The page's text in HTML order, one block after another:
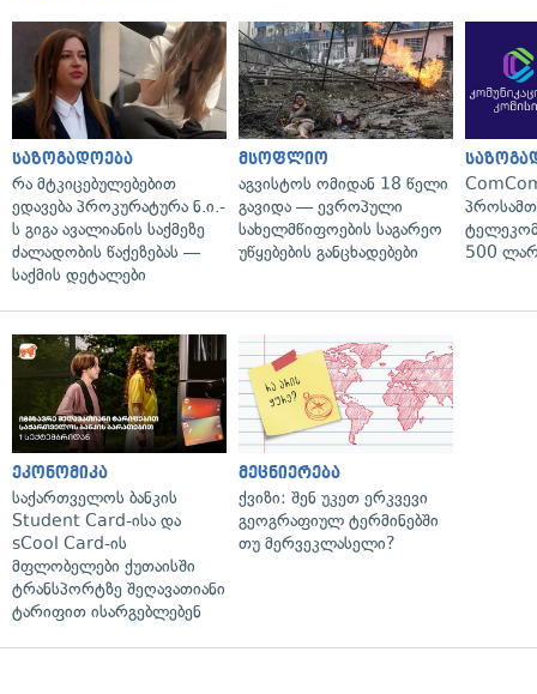
საზოგადოება
რა მტკიცებულებებით
ედავება პროკურატურა ნ.ი.-
ს გიგა ავალიანის საქმეზე
ძალადობის წაქეზებას —
საქმის დეტალები
მსოფლიო
აგვისტოს ომიდან 18 წელი
გავიდა — ევროპული
სახელმწიფოების საგარეო
უწყებების განცხადებები
500
ეკონომიკა
საქართველოს ბანკის
Student Card-ისა და
sCool Card-ის
მფლობელები ქუთაისში
ტრანსპორტზე შეღავათიანი
ტარიფით ისარგებლებენ
მეცნიერება
ქვიზი: შენ უკეთ ერკვევი
გეოგრაფიულ ტერმინებში
თუ მერვეკლასელი?